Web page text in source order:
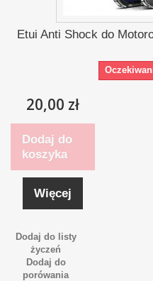
Etui Anti Shock do
20,00 zł
Dodaj do
koszyka
Więcej
Dodaj do listy
życzeń
Dodaj do
porówania